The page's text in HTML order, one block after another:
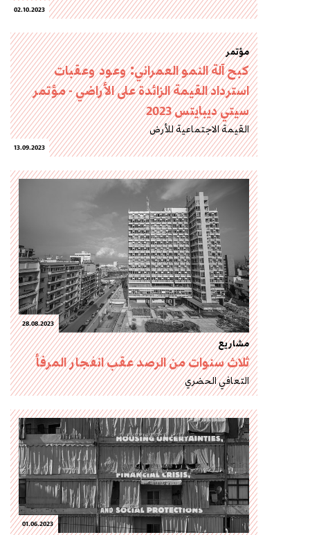
02.10.2023
مؤتمر
كبح آلة النمو العمراني: وعود وعقبات
استرداد القيمة الزائدة على الأراضي - مؤتمر
سيتي ديبايتس 2023
13.09.2023
القيمة الاجتماعية للأرض
28.08.2023
مشاريع
ثلاث سنوات من الرصد عقب انفجار المرفأ
التعافي الحضري
01.06.2023